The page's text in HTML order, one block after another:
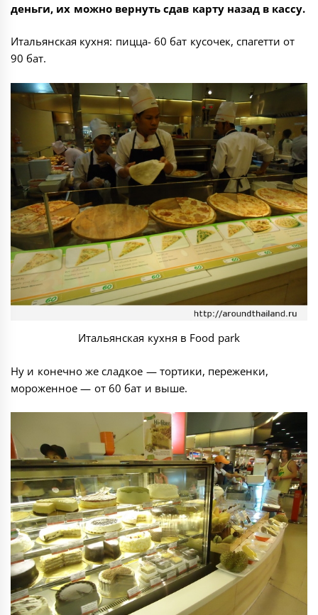
деньги, их можно вернуть сдав карту назад в кассу.
Итальянская кухня: пицца- 60 бат кусочек, спагетти от
90 бат.
Итальянская кухня в Food park
Ну и конечно же сладкое — тортики, переженки,
мороженное — от 60 бат и выше.